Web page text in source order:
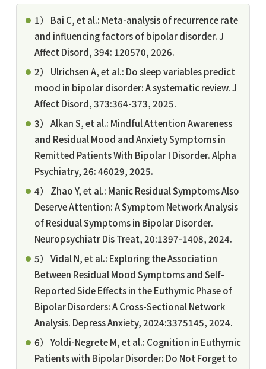
1） Bai C, et al.: Meta-analysis of recurrence rate
and influencing factors of bipolar disorder. J
Affect Disord, 394: 120570, 2026.
2） Ulrichsen A, et al.: Do sleep variables predict
mood in bipolar disorder: A systematic review. J
Affect Disord, 373:364-373, 2025.
3） Alkan S, et al.: Mindful Attention Awareness
and Residual Mood and Anxiety Symptoms in
Remitted Patients With Bipolar I Disorder. Alpha
Psychiatry, 26: 46029, 2025.
4） Zhao Y, et al.: Manic Residual Symptoms Also
Deserve Attention: A Symptom Network Analysis
of Residual Symptoms in Bipolar Disorder.
Neuropsychiatr Dis Treat, 20:1397-1408, 2024.
5） Vidal N, et al.: Exploring the Association
Between Residual Mood Symptoms and Self-
Reported Side Effects in the Euthymic Phase of
Bipolar Disorders: A Cross-Sectional Network
Analysis. Depress Anxiety, 2024:3375145, 2024.
6） Yoldi-Negrete M, et al.: Cognition in Euthymic
Patients with Bipolar Disorder: Do Not Forget to